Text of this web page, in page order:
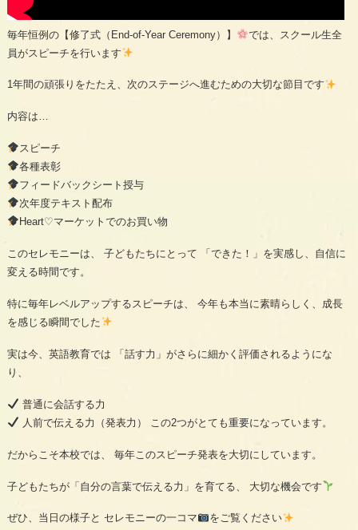
毎年恒例の【修了式（End-of-Year Ceremony）】
では、スクール生全
員がスピーチを行います
1年間の頑張りをたたえ、次のステージへ進むための大切な節目です
内容は…
スピーチ
各種表彰
フィードバックシート授与
次年度テキスト配布
Heart♡マーケットでのお買い物
このセレモニーは、 子どもたちにとって 「できた！」を実感し、自信に
変える時間です。
特に毎年レベルアップするスピーチは、 今年も本当に素晴らしく、成長
を感じる瞬間でした
実は今、英語教育では 「話す力」がさらに細かく評価されるようにな
り、
普通に会話する力
人前で伝える力（発表力） この2つがとても重要になっています。
だからこそ本校では、 毎年このスピーチ発表を大切にしています。
子どもたちが「自分の言葉で伝える力」を育てる、 大切な機会です
ぜひ、当日の様子と セレモニーの一コマ をご覧ください